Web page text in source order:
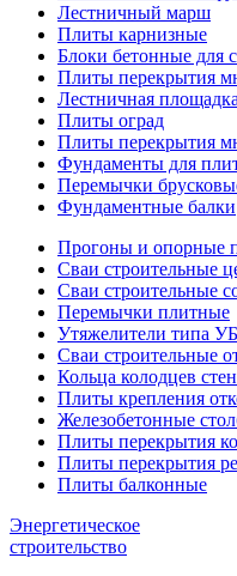
Лестничный марш
Плиты карнизные
Блоки бетонные для
Плиты перекрытия
Лестничная площадка
Плиты оград
Плиты перекрытия
Фундаменты для
Перемычки
Фундаментные балки
Прогоны и опорные
Сваи строительные
Сваи строительные
Перемычки плитные
Утяжелители типа
Сваи строительные
Кольца колодцев
Плиты крепления
Железобетонные
Плиты перекрытия
Плиты перекрытия
Плиты балконные
Энергетическое
строительство